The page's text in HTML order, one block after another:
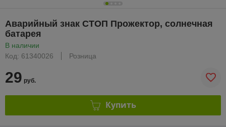
Аварийный знак СТОП Прожектор, солнечная
батарея
В наличии
Код: 61340026
Розница
29 руб.
Купить